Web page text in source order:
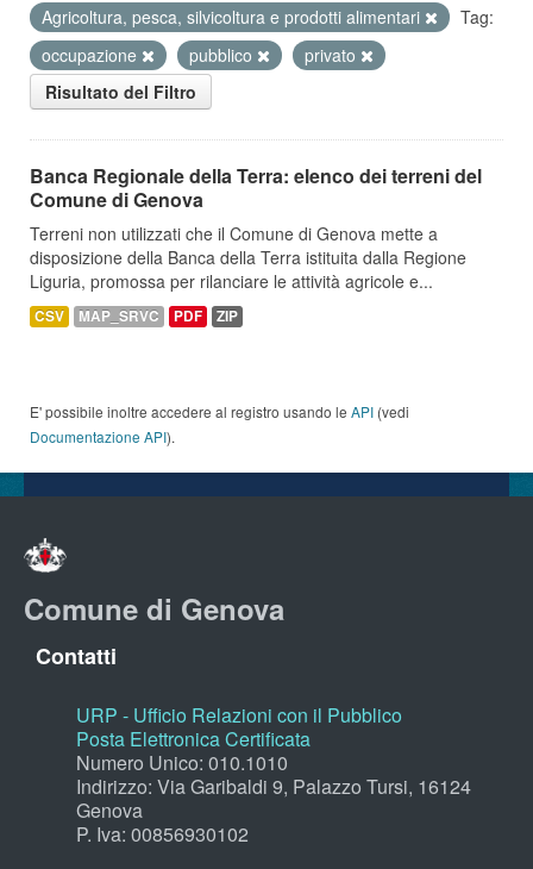
Agricoltura, pesca, silvicoltura e prodotti alimentari
Tag:
occupazione
pubblico
privato
Risultato del Filtro
Banca Regionale della Terra: elenco dei terreni del
Comune di Genova
Terreni non utilizzati che il Comune di Genova mette a
disposizione della Banca della Terra istituita dalla Regione
Liguria, promossa per rilanciare le attività agricole e...
CSV MAP_SRVC PDF ZIP
E' possibile inoltre accedere al registro usando le API (vedi
Documentazione API).
Comune di Genova
Contatti
URP - Ufficio Relazioni con il Pubblico
Posta Elettronica Certificata
Numero Unico: 010.1010
Indirizzo: Via Garibaldi 9, Palazzo Tursi, 16124
Genova
P. Iva: 00856930102